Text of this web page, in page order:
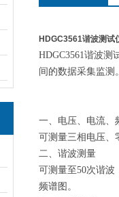
HDGC3561谐波测试
HDGC3561谐波
间的数据采集监测
一、电压、电流、
可测量三相电压、
二、谐波测量
可测量至50次谐
频谱图。